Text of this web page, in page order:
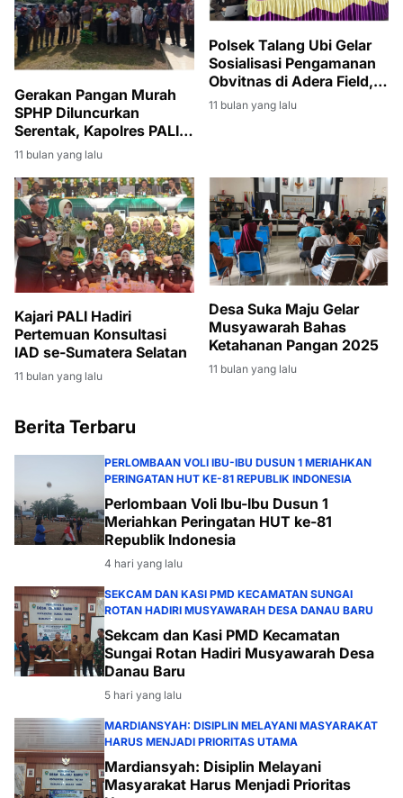
Gerakan Pangan Murah
SPHP Diluncurkan
Serentak, Kapolres PALI:
Langkah Strategis
Stabilkan Harga dan
Ketersediaan Beras
11 bulan yang lalu
Polsek Talang Ubi Gelar
Sosialisasi Pengamanan
Obvitnas di Adera Field,
Tekankan Kolaborasi
Multi Pihak
11 bulan yang lalu
Kajari PALI Hadiri
Pertemuan Konsultasi
IAD se-Sumatera Selatan
11 bulan yang lalu
Desa Suka Maju Gelar
Musyawarah Bahas
Ketahanan Pangan 2025
11 bulan yang lalu
Berita Terbaru
PERLOMBAAN VOLI IBU-IBU DUSUN 1 MERIAHKAN
PERINGATAN HUT KE-81 REPUBLIK INDONESIA
Perlombaan Voli Ibu-Ibu Dusun 1
Meriahkan Peringatan HUT ke-81
Republik Indonesia
4 hari yang lalu
SEKCAM DAN KASI PMD KECAMATAN SUNGAI
ROTAN HADIRI MUSYAWARAH DESA DANAU BARU
Sekcam dan Kasi PMD Kecamatan
Sungai Rotan Hadiri Musyawarah Desa
Danau Baru
5 hari yang lalu
MARDIANSYAH: DISIPLIN MELAYANI MASYARAKAT
HARUS MENJADI PRIORITAS UTAMA
Mardiansyah: Disiplin Melayani
Masyarakat Harus Menjadi Prioritas